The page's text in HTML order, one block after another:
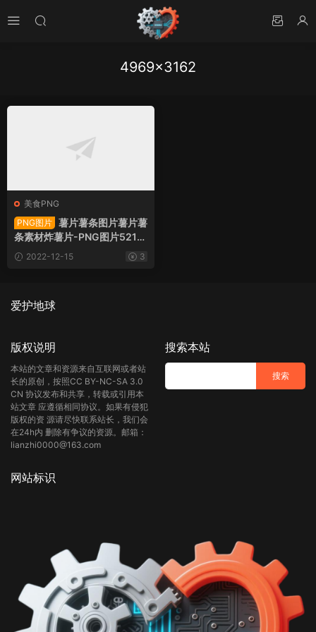
4969×3162
美食PNG
PNG图片 薯片薯条图片薯片薯
条素材炸薯片-PNG图片5219
6下载2022-12-15 3
爱护地球
版权说明
本站的文章和资源来自互联网或者站
长的原创，按照CC BY-NC-SA 3.0
CN 协议发布和共享，转载或引用本
站文章 应遵循相同协议。如果有侵犯
版权的资 源请尽快联系站长，我们会
在24h内 删除有争议的资源。邮箱：
lianzhi0000@163.com
搜索本站
网站标识